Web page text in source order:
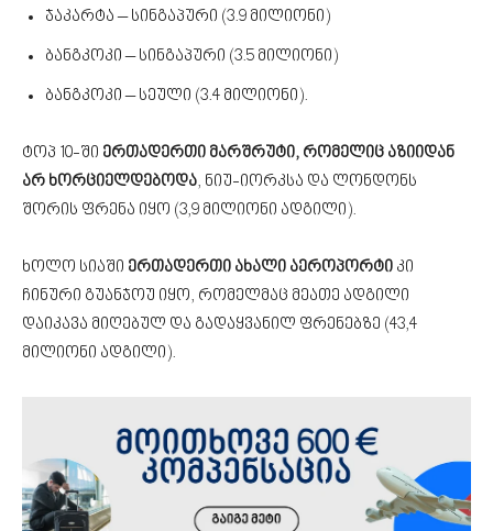
ჯაკარტა– სინგაპური (3.9 მილიონი)
ბანგკოკი– სინგაპური (3.5 მილიონი)
ბანგკოკი– სეული (3.4 მილიონი).
ტოპ 10-ში ერთადერთი მარშრუტი, რომელიც აზიიდან
არ ხორციელდებოდა, ნიუ-იორკსა და ლონდონს
შორის ფრენა იყო (3,9 მილიონი ადგილი).
ხოლო სიაში ერთადერთი ახალი აეროპორტი კი
ჩინური გუანჯოუ იყო, რომელმაც მეათე ადგილი
დაიკავა მიღებულ და გადაყვანილ ფრენებზე (43,4
მილიონი ადგილი).